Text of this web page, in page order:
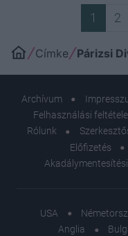
1 2
Címke Párizsi
Archívum
Felhasználási
Rólunk
Előfizetés
USA
Anglia